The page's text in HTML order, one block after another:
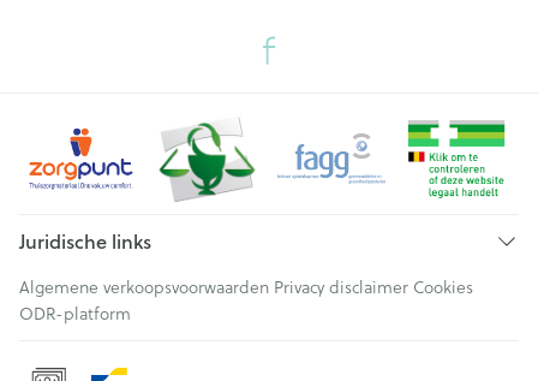
Juridische links
Algemene verkoopsvoorwaarden Privacy disclaimer Cookies
ODR-platform